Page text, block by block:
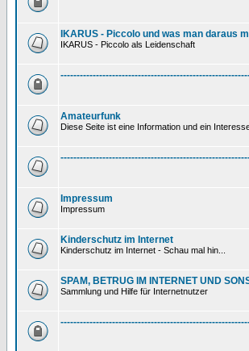
IKARUS - Piccolo und was man daraus
IKARUS - Piccolo als Leidenschaft
Amateurfunk
Diese Seite ist eine Information und ein
Impressum
Impressum
Kinderschutz im Internet
Kinderschutz im Internet - Schau mal hin...
SPAM, BETRUG IM INTERNET UND
Sammlung und Hilfe für Internetnutzer